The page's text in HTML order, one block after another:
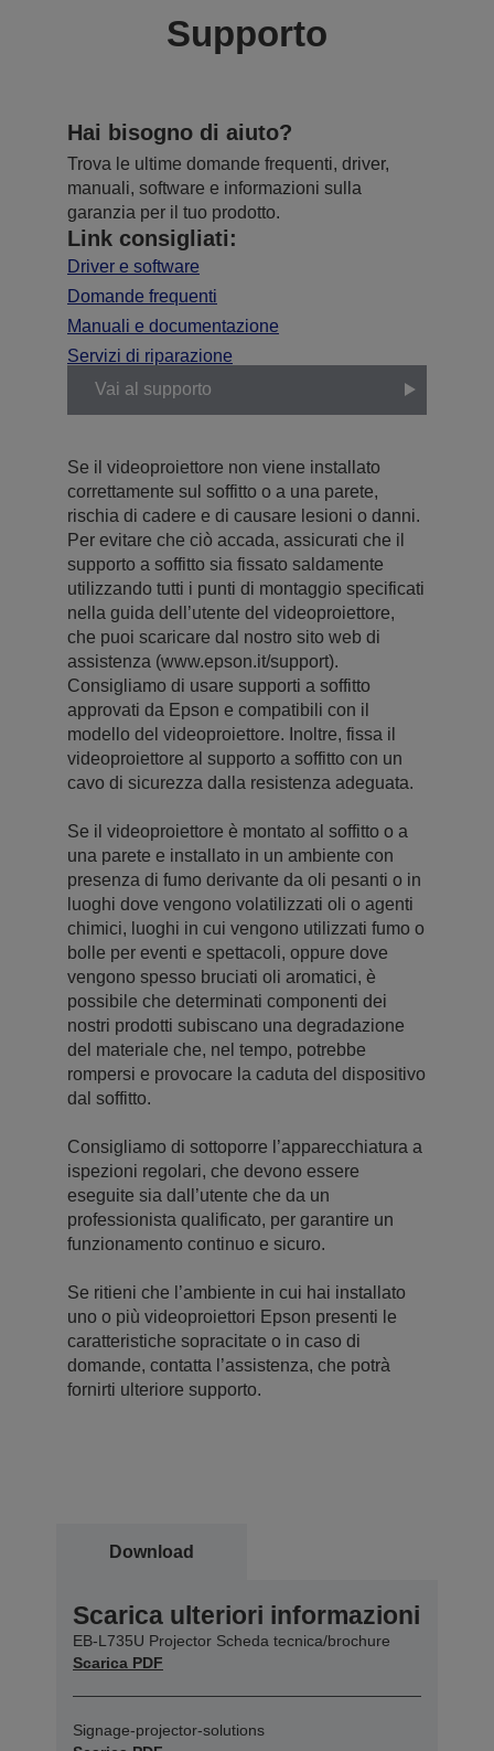
Supporto
Hai bisogno di aiuto?
manuali, software e informazioni sulla
garanzia per il tuo prodotto.
Link consigliati:
Driver e software
Vai al supporto
correttamente sul soffitto o a una parete,
rischia di cadere e di causare lesioni o danni.
Per evitare che ciò accada, assicurati che il
supporto a soffitto sia fissato saldamente
utilizzando tutti i punti di montaggio specificati
nella guida dell’utente del videoproiettore,
che puoi scaricare dal nostro sito web di
assistenza (www.epson.it/support).
Consigliamo di usare supporti a soffitto
approvati da Epson e compatibili con il
modello del videoproiettore. Inoltre, fissa il
videoproiettore al supporto a soffitto con un
cavo di sicurezza dalla resistenza adeguata.
Se il videoproiettore è montato al soffitto o a
una parete e installato in un ambiente con
presenza di fumo derivante da oli pesanti o in
luoghi dove vengono volatilizzati oli o agenti
chimici, luoghi in cui vengono utilizzati fumo o
bolle per eventi e spettacoli, oppure dove
vengono spesso bruciati oli aromatici, è
possibile che determinati componenti dei
nostri prodotti subiscano una degradazione
del materiale che, nel tempo, potrebbe
rompersi e provocare la caduta del dispositivo
dal soffitto.
ispezioni regolari, che devono essere
eseguite sia dall’utente che da un
professionista qualificato, per garantire un
funzionamento continuo e sicuro.
uno o più videoproiettori Epson presenti le
caratteristiche sopracitate o in caso di
domande, contatta l’assistenza, che potrà
fornirti ulteriore supporto.
Scarica ulteriori informazioni
EB-L735U Projector Scheda tecnica/brochure
Scarica PDF
Scarica PDF